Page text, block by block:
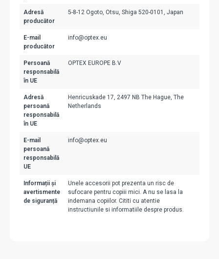
Adresă
producător
5-8-12 Ogoto, Otsu, Shiga 520-0101, Japan
E-mail
producător
info@optex.eu
Persoană
responsabilă
în UE
OPTEX EUROPE B.V
Adresă
persoană
responsabilă
în UE
Henricuskade 17, 2497 NB The Hague, The
Netherlands
E-mail
persoană
responsabilă
UE
info@optex.eu
Informații și
avertismente
de siguranță
Unele accesorii pot prezenta un risc de
sufocare pentru copiii mici. A nu se lasa la
indemana copiilor. Cititi cu atentie
instructiunile si informatiile despre produs.